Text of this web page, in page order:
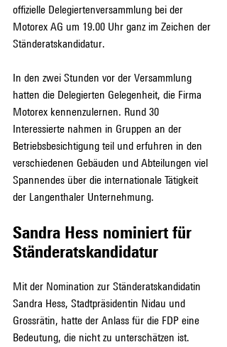
offizielle Delegiertenversammlung bei der
Motorex AG um 19.00 Uhr ganz im Zeichen der
Ständeratskandidatur.
In den zwei Stunden vor der Versammlung
hatten die Delegierten Gelegenheit, die Firma
Motorex kennenzulernen. Rund 30
Interessierte nahmen in Gruppen an der
Betriebsbesichtigung teil und erfuhren in den
verschiedenen Gebäuden und Abteilungen viel
Spannendes über die internationale Tätigkeit
der Langenthaler Unternehmung.
Sandra Hess nominiert für
Ständeratskandidatur
Mit der Nomination zur Ständeratskandidatin
Sandra Hess, Stadtpräsidentin Nidau und
Grossrätin, hatte der Anlass für die FDP eine
Bedeutung, die nicht zu unterschätzen ist.